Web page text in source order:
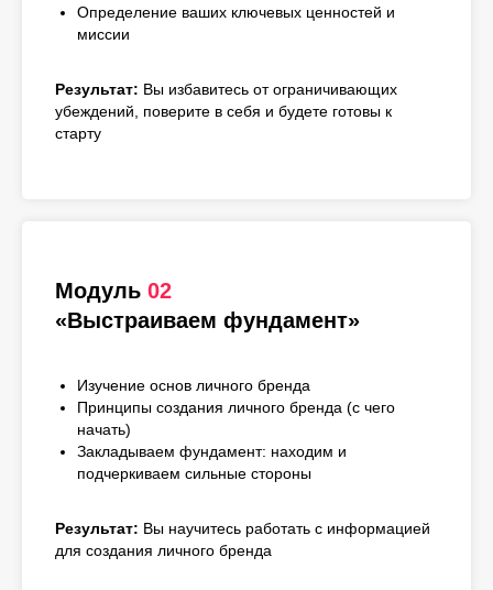
Определение ваших ключевых ценностей и
миссии
Результат: Вы избавитесь от ограничивающих
убеждений, поверите в себя и будете готовы к
старту
Модуль 02
«Выстраиваем фундамент»
Изучение основ личного бренда
Принципы создания личного бренда (с чего
начать)
Закладываем фундамент: находим и
подчеркиваем сильные стороны
Результат: Вы научитесь работать с информацией
для создания личного бренда